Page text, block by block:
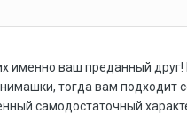
именно ваш преданный
тогда вам подходит
самодостаточный